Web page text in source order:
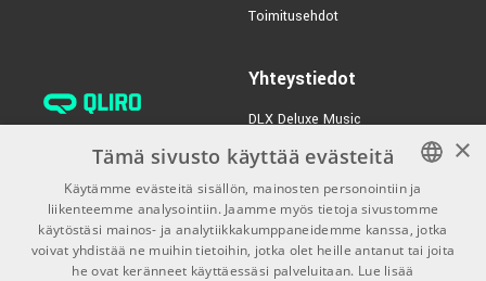
LD Systems MON 8 A
G3
Toimitusehdot
Yhteystiedot
DLX Deluxe Music
verkkokaupan asiakaspalvelu:
tilaus@dlxmusic.fi
Puh: 0207 282240 (arkisin klo
13-17)
Puh: 0207 282250 (myymälä)
FINNISH
FINNISH
×
Tämä sivusto käyttää evästeitä
Käytämme evästeitä sisällön, mainosten personointiin ja
liikenteemme analysointiin. Jaamme myös tietoja sivustomme
käytöstäsi mainos- ja analytiikkakumppaneidemme kanssa, jotka
voivat yhdistää ne muihin tietoihin, jotka olet heille antanut tai joita
he ovat keränneet käyttäessäsi palveluitaan. Lue lisää